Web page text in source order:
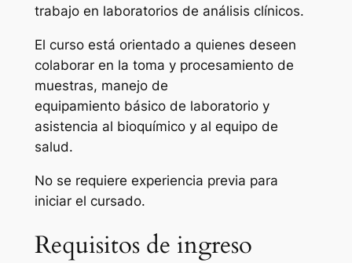
trabajo en laboratorios de análisis clínicos.
El curso está orientado a quienes deseen
colaborar en la toma y procesamiento de
muestras, manejo de
equipamiento básico de laboratorio y
asistencia al bioquímico y al equipo de
salud.
No se requiere experiencia previa para
iniciar el cursado.
Requisitos de ingreso